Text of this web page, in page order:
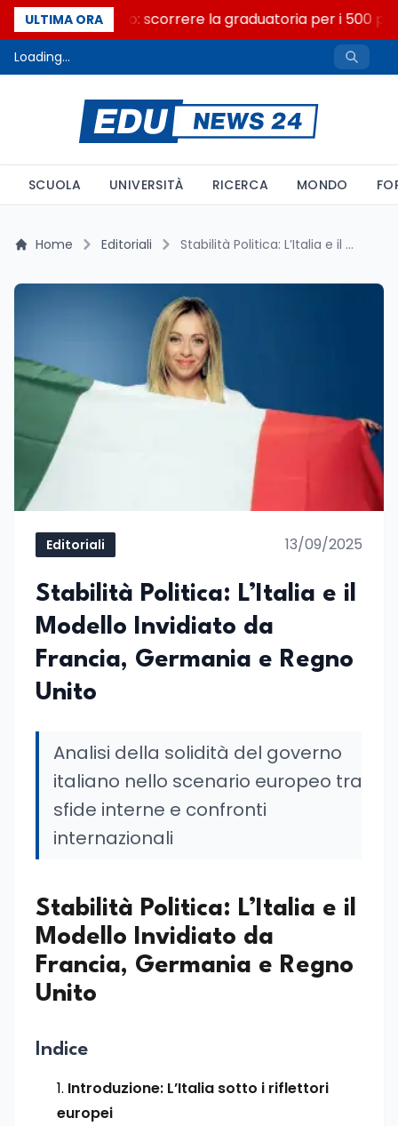
ULTIMA ORA
Consiglio di Stato: scorrere la graduatoria per i 500
Loading...
SCUOLA UNIVERSITÀ RICERCA MONDO
Home Editoriali Stabilità Politica: L’Italia e il Modello Invidiato da Francia, Germania e Regno Unito
Editoriali 13/09/2025
Stabilità Politica: L’Italia e il
Modello Invidiato da
Francia, Germania e Regno
Unito
Analisi della solidità del governo
italiano nello scenario europeo tra
sfide interne e confronti
internazionali
Stabilità Politica: L’Italia e il
Modello Invidiato da
Francia, Germania e Regno
Unito
Indice
Introduzione: L’Italia sotto i riflettori
europei